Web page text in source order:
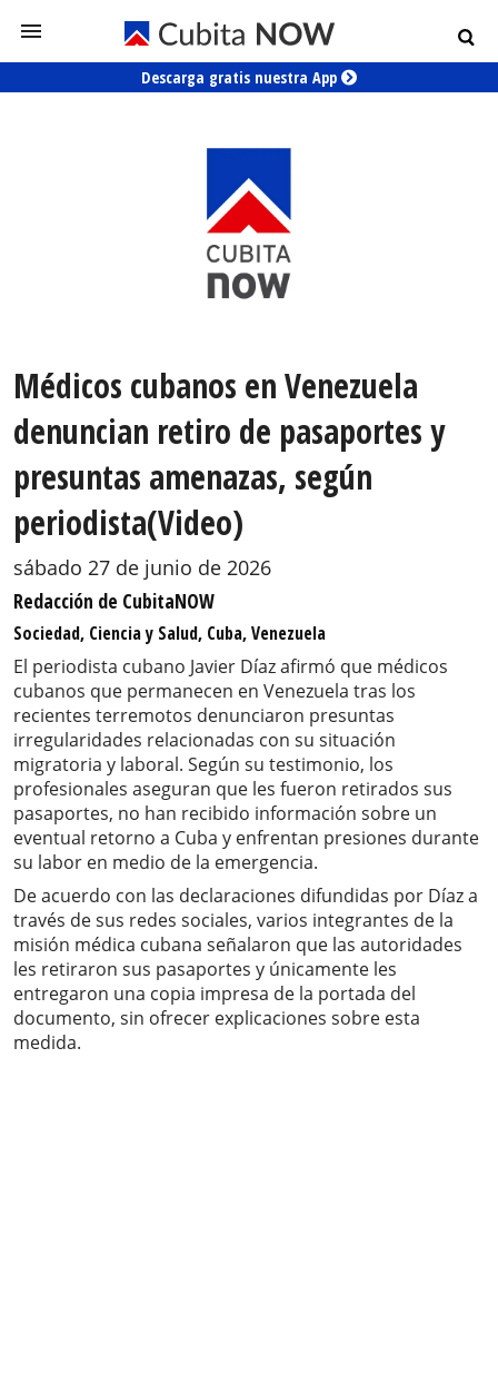
Descarga gratis nuestra App
Médicos cubanos en Venezuela
denuncian retiro de pasaportes y
presuntas amenazas, según
periodista(Video)
sábado 27 de junio de 2026
Redacción de CubitaNOW
Sociedad, Ciencia y Salud, Cuba, Venezuela
El periodista cubano Javier Díaz afirmó que médicos
cubanos que permanecen en Venezuela tras los
recientes terremotos denunciaron presuntas
irregularidades relacionadas con su situación
migratoria y laboral. Según su testimonio, los
profesionales aseguran que les fueron retirados sus
pasaportes, no han recibido información sobre un
eventual retorno a Cuba y enfrentan presiones durante
su labor en medio de la emergencia.
De acuerdo con las declaraciones difundidas por Díaz a
través de sus redes sociales, varios integrantes de la
misión médica cubana señalaron que las autoridades
les retiraron sus pasaportes y únicamente les
entregaron una copia impresa de la portada del
documento, sin ofrecer explicaciones sobre esta
medida.